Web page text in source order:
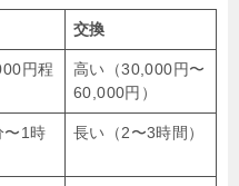
交換
円程
高い（30,000円〜
60,000円）
〜1時
長い（2〜3時間）